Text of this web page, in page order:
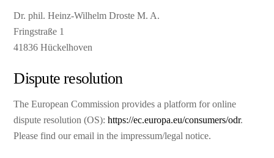
Dr. phil. Heinz-Wilhelm Droste M. A.
Fringstraße 1
41836 Hückelhoven
Dispute resolution
The European Commission provides a platform for online
dispute resolution (OS):https://ec.europa.eu/consumers/odr.
Please find our email in the impressum/legal notice.